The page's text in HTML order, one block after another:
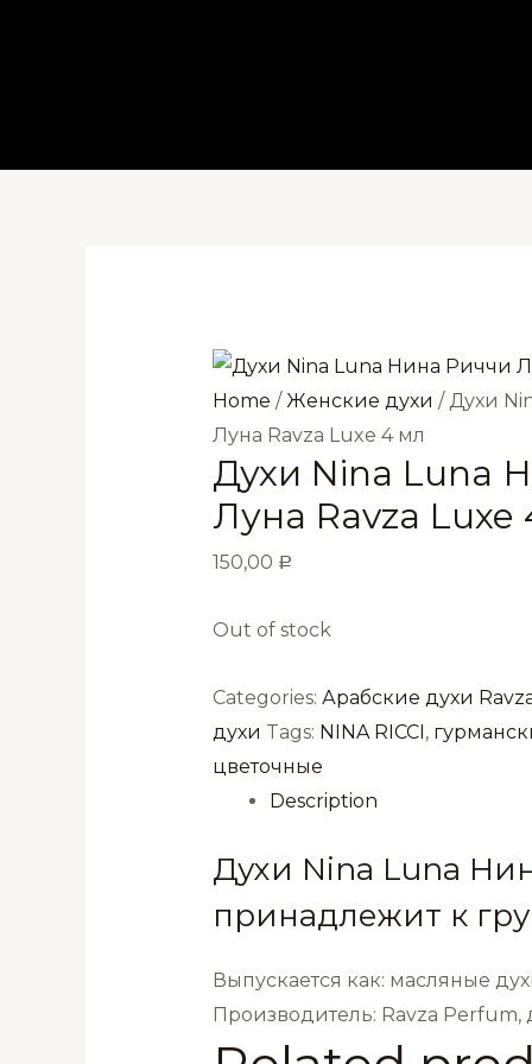
Home / Женские духи / Духи
Луна Ravza Luxe 4 мл
Духи Nina Luna
Луна Ravza Luxe
150,00 Р
Out of stock
Categories: Арабские духи
духи Tags: NINA RICCI,
цветочные
Description
Духи Nina Luna
принадлежит к
Выпускается как: масляные
Производитель: Ravza